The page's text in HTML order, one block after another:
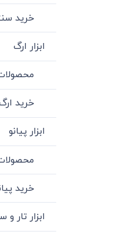
خرید
ابزار ارگ
خرید
ابزار پیانو
خرید
ابزار تار و